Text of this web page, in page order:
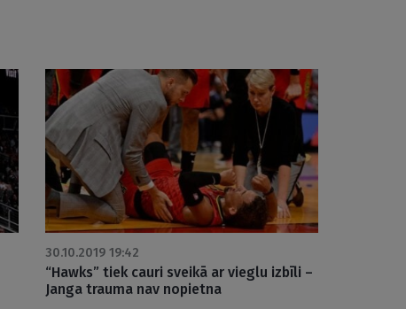
30.10.2019 19:42
“Hawks” tiek cauri sveikā ar vieglu izbīli –
Janga trauma nav nopietna